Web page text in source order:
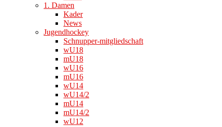
1. Damen
Kader
News
Jugendhockey
Schnupper-mitgliedschaft
wU18
mU18
wU16
mU16
wU14
wU14/2
mU14
mU14/2
wU12